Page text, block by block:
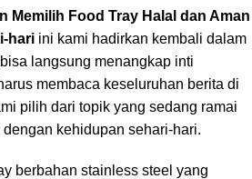
Memilih Food Tray Halal dan Aman
hari ini kami hadirkan kembali dalam
langsung menangkap inti
membaca keseluruhan berita di
pilih dari topik yang sedang ramai
kehidupan sehari-hari.
berbahan stainless steel yang